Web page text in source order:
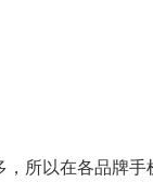
所以在各品牌